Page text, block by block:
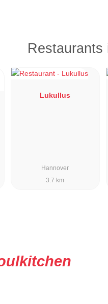
Restaurants
Lukullus
Hannover
3.7 km